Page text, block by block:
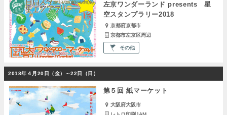
左京ワンダーランド presents 星
空スタンプラリー2018
京都府京都市
京都市左京区周辺
その他
2018年４月20日（金）～22日（日）
第５回 紙マーケット
大阪府大阪市